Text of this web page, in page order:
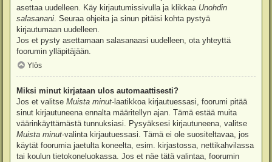
asettaa uudelleen. Käy kirjautumissivulla ja klikkaa Unohdin
salasanani . Seuraa ohjeita ja sinun pitäisi kohta pystyä
kirjautumaan uudelleen.
Jos et pysty asettamaan salasanaasi uudelleen, ota yhteyttä
foorumin ylläpitäjään.
Ylös
Miksi minut kirjataan ulos automaattisesti?
Jos et valitse Muista minut-laatikkoa kirjautuessasi, foorumi pitää
sinut kirjautuneena ennalta määritellyn ajan. Tämä estää muita
väärinkäyttämästä tunnuksiasi. Pysyäksesi kirjautuneena, valitse
Muista minut-valinta kirjautuessasi. Tämä ei ole suositeltavaa, jos
käytät foorumia jaetulta koneelta, esim. kirjastossa, nettikahvilassa
tai koulun tietokoneluokassa. Jos et näe tätä valintaa, foorumin